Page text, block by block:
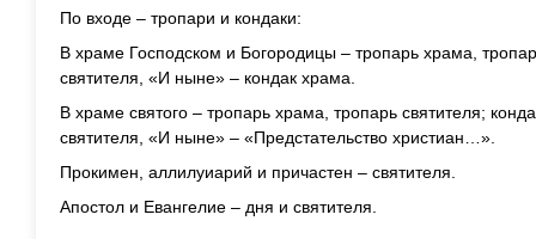
По входе – тропари и кондаки:
В храме Господском и Богородицы – тропарь храма,
святителя, «И ныне» – кондак храма.
В храме святого – тропарь храма, тропарь святителя;
святителя, «И ныне» – «Предстательство христиан…».
Прокимен, аллилуиарий и причастен – святителя.
Апостол и Евангелие – дня и святителя.